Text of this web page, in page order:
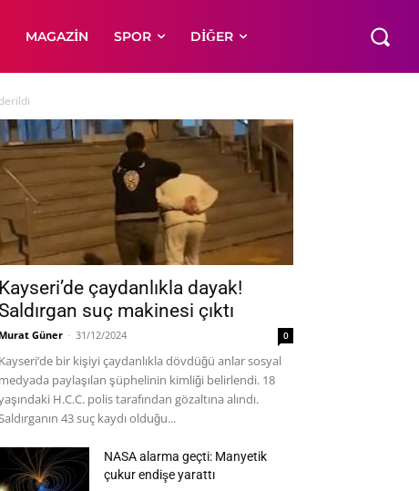
MAGAZIN SPOR DIĞER
Kayseri’de çaydanlıkla dayak!
suç makinesi çıktı
Murat Güner - 31/12/2024 0
Kayseri’de bir kişiyi çaydanlıkla dövdüğü anlar sosyal
medyada paylaşılan şüphelinin kimliği belirlendi. 18
H.C.C. polis tarafından gözaltına alındı.
43 suç kaydı olduğu...
NASA alarma geçti: Manyetik
çukur endişe yarattı